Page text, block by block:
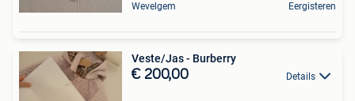
Wevelgem Eergisteren
Veste/Jas - Burberry
€ 200,00 Details